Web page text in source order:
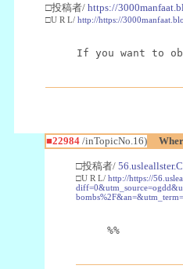
□投稿者/ https://
□U R L/ http://https://
If you want to
■22984/inTopicNo.16)
□投稿者/
□U R L/ http://https://
%%